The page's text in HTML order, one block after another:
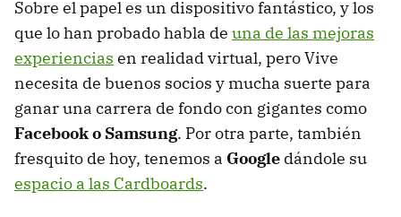
Sobre el papel es un dispositivo fantástico, y los
que lo han probado habla de una de las mejoras
experiencias en realidad virtual, pero Vive
necesita de buenos socios y mucha suerte para
ganar una carrera de fondo con gigantes como
Facebook o Samsung. Por otra parte, también
fresquito de hoy, tenemos a Google dándole su
espacio a las Cardboards.